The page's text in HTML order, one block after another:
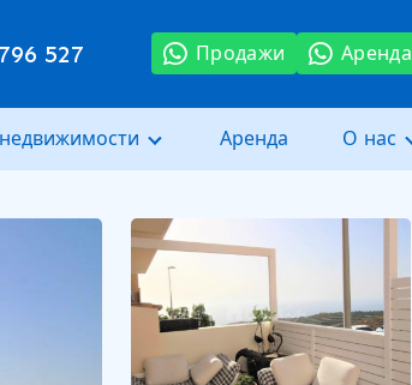
527 Продажи Аренда
Аренда О нас